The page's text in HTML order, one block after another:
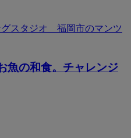
魚の和食。チャレンジ